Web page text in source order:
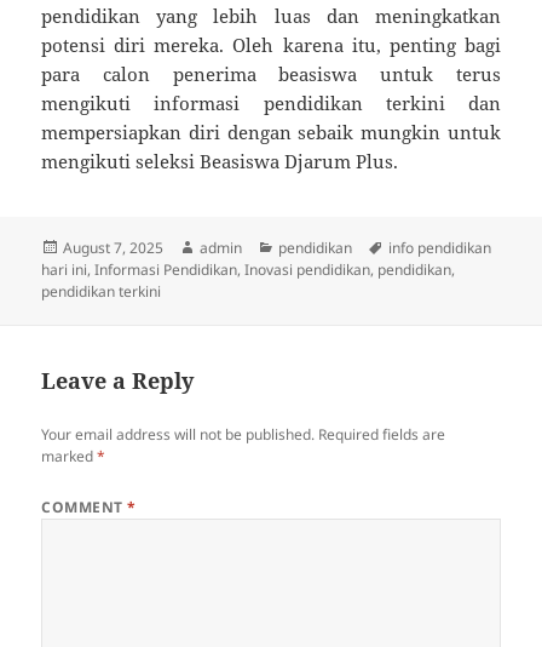
pendidikan yang lebih luas dan meningkatkan
potensi diri mereka. Oleh karena itu, penting bagi
para calon penerima beasiswa untuk terus
mengikuti informasi pendidikan terkini dan
mempersiapkan diri dengan sebaik mungkin untuk
mengikuti seleksi Beasiswa Djarum Plus.
Posted
on
August 7, 2025 Author
admin Categories
pendidikan Tags
info pendidikan
hari ini,Informasi Pendidikan,Inovasi pendidikan, pendidikan,
pendidikan terkini
Leave a Reply
Your email address will not be published. Required fields are
marked*
COMMENT*